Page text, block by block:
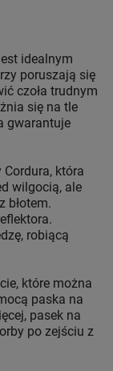
idealnym
poruszają się
czoła trudnym
się na tle
gwarantuje
która
wilgocią, ale
błotem.
robiącą
które można
paska na
pasek na
po zejściu z